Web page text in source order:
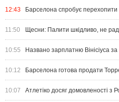
12:43 Барселона спробує перехопити
11:50 Щесни: Палити шкідливо, не
10:55 Названо зарплатню Вінісіуса
10:12 Барселона готова продати
10:07 Атлетіко досяг домовленості